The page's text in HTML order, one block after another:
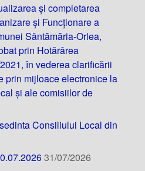
și completarea
și Funcționare a
Sântămăria-Orlea,
prin Hotărârea
în vederea clarificării
prin mijloace electronice la
și ale comisiilor de
Consiliului Local din
31/07/2026